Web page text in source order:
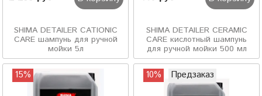
SHIMA DETAILER CATIONIC
CARE шампунь для ручной
мойки 5л
SHIMA DETAILER CERAMIC
CARE кислотный шампунь
для ручной мойки 500 мл
15% 10% Предзаказ